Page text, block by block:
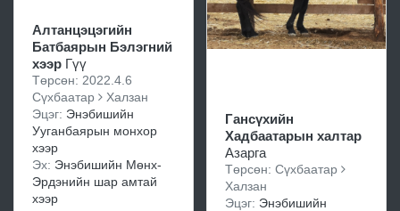
Алтанцэцэгийн
Батбаярын Бэлэгний
хээр Гүү
Төрсөн: 2022.4.6
Сүхбаатар
Халзан
Эцэг: Энэбишийн
Ууганбаярын монхор
хээр
Эх: Энэбишийн Мөнх-
Эрдэнийн шар амтай
хээр
Гансүхийн
Хадбаатарын халтар
Азарга
Төрсөн: Сүхбаатар
Халзан
Эцэг: Энэбишийн